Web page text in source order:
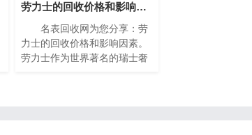
劳力士的回收价格和影响因素(影响劳力士回收价格的因素)
名表回收网为您分享：劳
力士的回收价格和影响因素。
劳力士作为世界著名的瑞士奢